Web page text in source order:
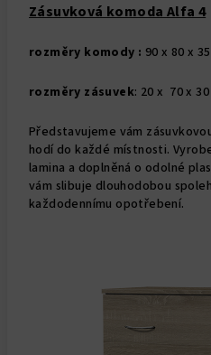
Zásuvková komoda Alfa 4
rozměry komody : 90 x 80 x
rozměry zásuvek: 20 x 70 x
Představujeme vám
hodí do každé místnosti.
lamina a doplněná o odolné
vám slibuje dlouhodobou
každodennímu opotřebení.